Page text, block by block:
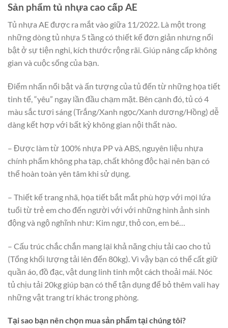
Sản phẩm tủ nhựa cao cấp AE
Tủ nhựa AE được ra mắt vào giữa 11/2022. Là một trong
những dòng tủ nhựa 5 tầng có thiết kế đơn giản nhưng nổi
bật ở sự tiện nghi, kích thước rộng rãi. Giúp nâng cấp không
gian và cuộc sống của bạn.
Điểm nhấn nổi bật và ấn tượng của tủ đến từ những họa tiết
tinh tế, “yêu” ngay lần đầu chạm mặt. Bên cạnh đó, tủ có 4
màu sắc tươi sáng (Trắng/Xanh ngọc/Xanh dương/Hồng) dễ
dàng kết hợp với bất kỳ không gian nội thất nào.
– Được làm từ 100% nhựa PP và ABS, nguyên liệu nhựa
chính phẩm không pha tạp, chất không độc hại nên bạn có
thể hoàn toàn yên tâm khi sử dụng.
– Thiết kế trang nhã, họa tiết bắt mắt phù hợp với mọi lứa
tuổi từ trẻ em cho đến người với với những hình ảnh sinh
động và ngộ nghĩnh như: Kim ngư, thỏ con, em bé…
– Cấu trúc chắc chắn mang lại khả năng chịu tải cao cho tủ
(Tổng khối lượng tải lên đến 80kg). Vì vậy bạn có thể cất giữ
quần áo, đồ đạc, vật dung linh tinh một cách thoải mái. Nóc
tủ chịu tải 20kg giúp bạn có thể tận dụng để bỏ thêm vali hay
những vật trang trí khác trong phòng.
Tại sao bạn nên chọn mua sản phẩm tại chúng tôi?